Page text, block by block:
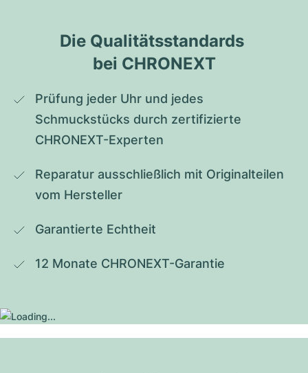
Die Qualitätsstandards
bei CHRONEXT
Prüfung jeder Uhr und jedes
Schmuckstücks durch zertifizierte
CHRONEXT-Experten
Reparatur ausschließlich mit Originalteilen
vom Hersteller
Garantierte Echtheit
12 Monate CHRONEXT-Garantie